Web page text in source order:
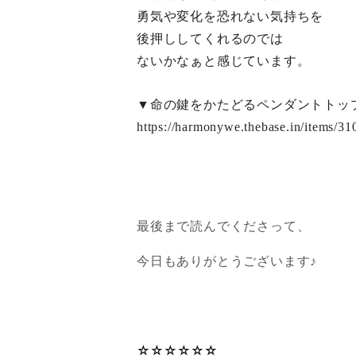
勇気や変化を恐れない気持ちを
後押ししてくれるのでは
ないかなぁと感じています。
▼命の鍵をかたどるペンダントトッ
https://harmonywe.thebase.in/items/
最後まで読んでくださって、
今日もありがとうございます♪
☆☆☆☆☆☆